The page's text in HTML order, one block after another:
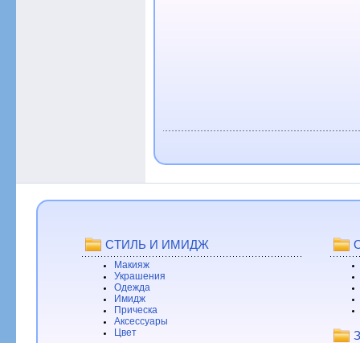
СТИЛЬ И ИМИДЖ
Макияж
Украшения
Одежда
Имидж
Прическа
Аксессуары
Цвет